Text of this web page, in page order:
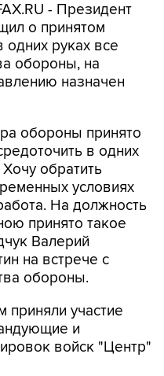
- Президент
о принятом
руках все
обороны, на
назначен
обороны принято
в одних
обратить
условиях
На должность
принято такое
Валерий
на встрече с
обороны.
приняли участие
и
войск "Центр"